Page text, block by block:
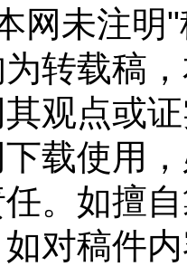
未注明"
转载稿
观点或
下载使用
。如擅
对稿件